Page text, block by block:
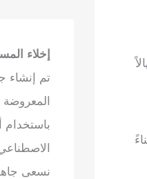
إخلاء
تم إنشاء
باستخدام
نسعى